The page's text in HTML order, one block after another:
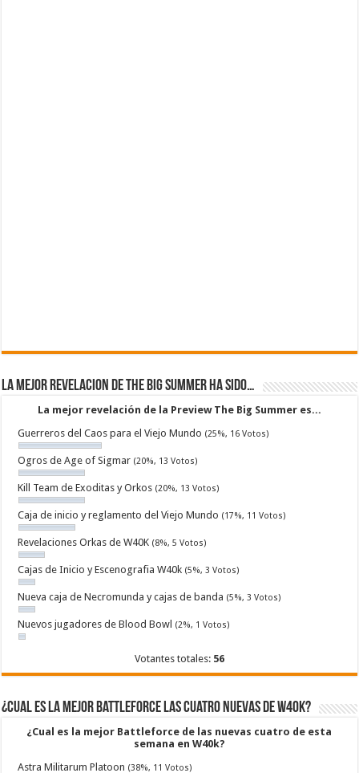
La mejor revelacion de The Big Summer ha sido…
La mejor revelación de la Preview The Big Summer es...
Guerreros del Caos para el Viejo Mundo (25%, 16 Votos)
Ogros de Age of Sigmar (20%, 13 Votos)
Kill Team de Exoditas y Orkos (20%, 13 Votos)
Caja de inicio y reglamento del Viejo Mundo (17%, 11 Votos)
Revelaciones Orkas de W40K (8%, 5 Votos)
Cajas de Inicio y Escenografia W40k (5%, 3 Votos)
Nueva caja de Necromunda y cajas de banda (5%, 3 Votos)
Nuevos jugadores de Blood Bowl (2%, 1 Votos)
Votantes totales: 56
¿Cual es la mejor Battleforce las cuatro nuevas de W40k?
¿Cual es la mejor Battleforce de las nuevas cuatro de esta
semana en W40k?
Astra Militarum Platoon (38%, 11 Votos)